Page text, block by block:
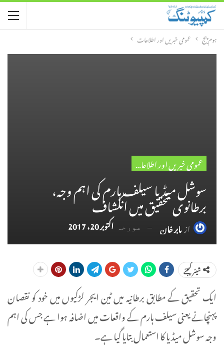
ہوم پیج عمومی خبریں اور اطلاعات
عمومی خبریں اور اطلاعات
سوشل میڈیا سیلف ہارم کی اہم وجہ،
برطانوی تحقیق میں انکشاف
ازبابر خان مورخہ اکتوبر 20، 2017
شیئر کیجئے
ایک تحقیق کے مطابق برطانیہ میں ٹین ایجر لڑکیوں میں خود کو نقصان
پہنچانے یعنی سیلف ہارم کے واقعات میں اضافہ ہوا ہے جس کی اہم
وجہ سوشل میڈیا کا استعمال بتایا گیا ہے۔